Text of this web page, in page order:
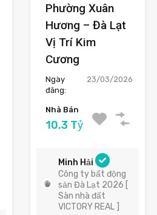
Phường Xuân
Hương – Đà Lạt
Vị Trí Kim
Cương
Ngày
đăng:
23/03/2026
Nhà Bán
10.3 Tỷ
Minh Hải
Công ty bất động
sản Đà Lạt 2026 [
Sàn nhà đất
VICTORY REAL ]